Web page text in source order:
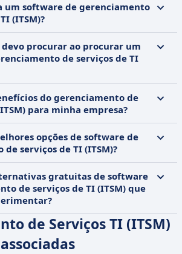
um software de gerenciamento
(ITSM)?
devo procurar ao procurar um
de serviços de TI
do gerenciamento de
para minha empresa?
opções de software de
serviços de TI (ITSM)?
gratuitas de software
de serviços de TI (ITSM) que
de Serviços TI (ITSM)